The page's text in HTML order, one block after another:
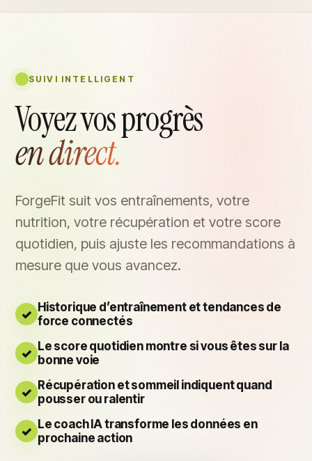
SUIVI INTELLIGENT
Voyez vos progrès
en direct.
ForgeFit suit vos entraînements, votre
nutrition, votre récupération et votre score
quotidien, puis ajuste les recommandations à
mesure que vous avancez.
Historique d’entraînement et tendances de
force connectés
Le score quotidien montre si vous êtes sur la
bonne voie
Récupération et sommeil indiquent quand
pousser ou ralentir
Le coach IA transforme les données en
prochaine action